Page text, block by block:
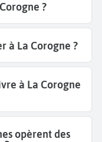
?
à La Corogne ?
à La Corogne
opèrent des